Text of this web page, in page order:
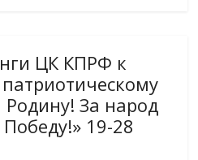
ЦК КПРФ к
Родину! За народ
19-28